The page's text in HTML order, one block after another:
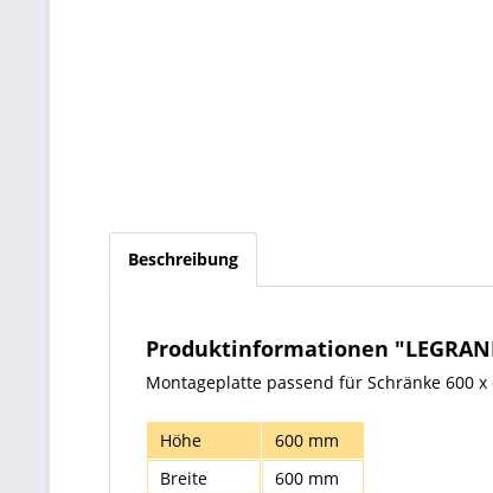
Beschreibung
Produktinformationen
Montageplatte passend für Schränke 600
Höhe
600 mm
Breite
600 mm